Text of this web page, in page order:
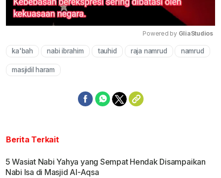
Mute
Powered by GliaStudios
ka'bah nabi ibrahim tauhid raja namrud namrud
masjidil haram
Berita Terkait
5 Wasiat Nabi Yahya yang Sempat Hendak Disampaikan
Nabi Isa di Masjid Al-Aqsa